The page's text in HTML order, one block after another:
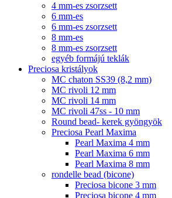
4 mm-es zsorzsett
6 mm-es
6 mm-es zsorzsett
8 mm-es
8 mm-es zsorzsett
egyéb formájú teklák
Preciosa kristályok
MC chaton SS39 (8,2 mm)
MC rivoli 12 mm
MC rivoli 14 mm
MC rivoli 47ss - 10 mm
Round bead- kerek gyöngyök
Preciosa Pearl Maxima
Pearl Maxima 4 mm
Pearl Maxima 6 mm
Pearl Maxima 8 mm
rondelle bead (bicone)
Preciosa bicone 3 mm
Preciosa bicone 4 mm